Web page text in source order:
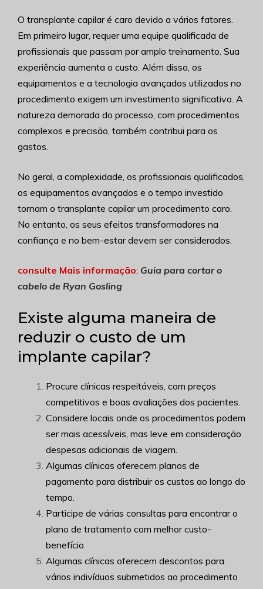
O transplante capilar é caro devido a vários fatores.
Em primeiro lugar, requer uma equipe qualificada de
profissionais que passam por amplo treinamento. Sua
experiência aumenta o custo. Além disso, os
equipamentos e a tecnologia avançados utilizados no
procedimento exigem um investimento significativo. A
natureza demorada do processo, com procedimentos
complexos e precisão, também contribui para os
gastos.
No geral, a complexidade, os profissionais qualificados,
os equipamentos avançados e o tempo investido
tornam o transplante capilar um procedimento caro.
No entanto, os seus efeitos transformadores na
confiança e no bem-estar devem ser considerados.
consulte Mais informação: Guia para cortar o
cabelo de Ryan Gosling
Existe alguma maneira de
reduzir o custo de um
implante capilar?
Procure clínicas respeitáveis, com preços
competitivos e boas avaliações dos pacientes.
Considere locais onde os procedimentos podem
ser mais acessíveis, mas leve em consideração
despesas adicionais de viagem.
Algumas clínicas oferecem planos de
pagamento para distribuir os custos ao longo do
tempo.
Participe de várias consultas para encontrar o
plano de tratamento com melhor custo-
benefício.
Algumas clínicas oferecem descontos para
vários indivíduos submetidos ao procedimento